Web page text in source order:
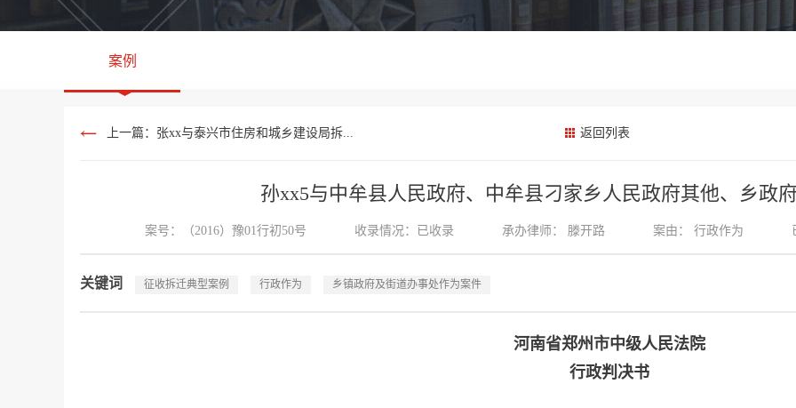
案例
上一篇：张xx与泰兴市住房和城乡建设局拆... 返回列表
孙xx5与中牟县人民政府、中牟县刁家乡人民政府其他、乡政
案号：（2016）豫01行初50号 收录情况：已收录 承办律师： 滕开路 案由： 行政作为
关键词 征收拆迁典型案例 行政作为 乡镇政府及街道办事处作为案件
河南省郑州市中级人民法院
行政判决书